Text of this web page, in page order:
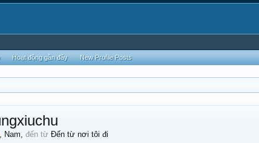
, Nam, đến từ Đến từ nơi tôi đi
Hoạt động gần đây New Profile Posts